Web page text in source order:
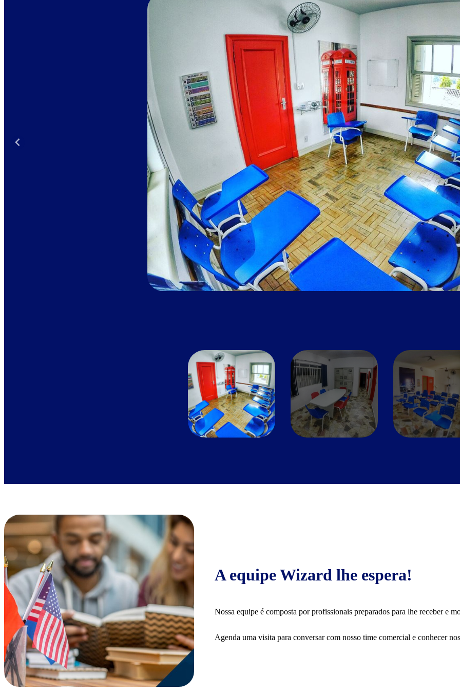
Wi-Fi
A equipe Wizard lhe espera!
Nossa equipe é composta por profissionais preparados para lhe receber e
Agenda uma visita para conversar com nosso time comercial e conhecer